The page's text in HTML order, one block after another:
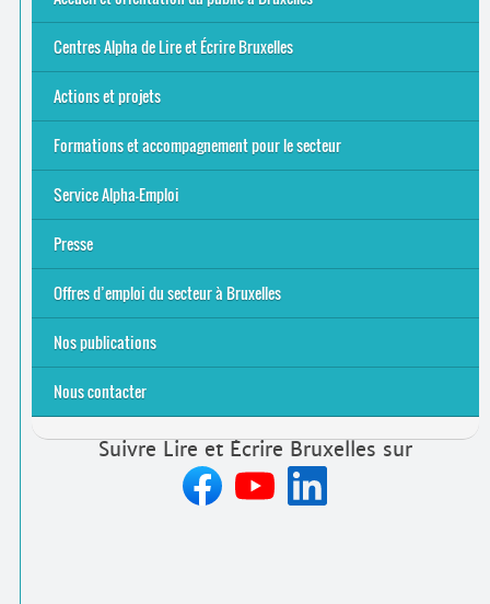
Bruxelles
8 Points Accueil
Publics concernés ?
Que proposons-nous ?
Qui sommes-nous ?
Centres Alpha de Lire et Écrire Bruxelles
Actions et projets
Alpha-Jeux
Arts & Alpha
Jeudis du Cinéma
Le projet Alpha-TIC
Notre projet FSE
Tac-TIC Emploi
Formations et accompagnement pour le secteur
S’initier
Se former
Se rencontrer
Être accompagné·e
Service Alpha-Emploi
Équipe et contacts
Accompagnement individuel
Accompagnement collectif
Folder Service Alpha-Emploi
Presse
2021
2024
2025
Offres d’emploi du secteur à Bruxelles
Emplois rémunérés
Bénévolat
Candidature spontanée à Lire et Écrire Bruxelles
Nos publications
Nous contacter
Suivre Lire et Écrire Bruxelles sur